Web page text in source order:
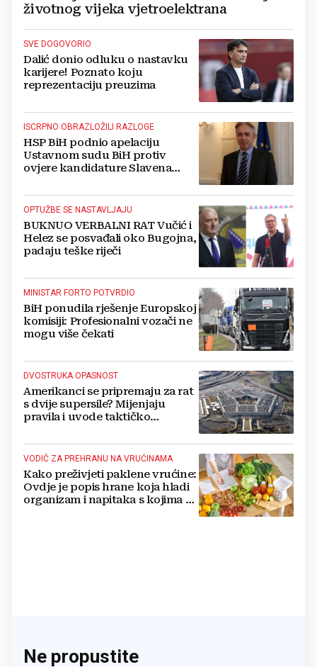
životnog vijeka vjetroelektrana
SVE DOGOVORIO
Dalić donio odluku o nastavku
karijere! Poznato koju
reprezentaciju preuzima
ISCRPNO OBRAZLOŽILI RAZLOGE
HSP BiH podnio apelaciju
Ustavnom sudu BiH protiv
ovjere kandidature Slavena
OPTUŽBE SE NASTAVLJAJU
BUKNUO VERBALNI RAT Vučić i
Helez se posvađali oko Bugojna,
padaju teške riječi
MINISTAR FORTO POTVRDIO
BiH ponudila rješenje Europskoj
komisiji: Profesionalni vozači ne
mogu više čekati
DVOSTRUKA OPASNOST
Amerikanci se pripremaju za rat
s dvije supersile? Mijenjaju
pravila i uvode taktičko
VODIČ ZA PREHRANU NA VRUĆINAMA
Kako preživjeti paklene vrućine:
Ovdje je popis hrane koja hladi
organizam i napitaka s kojima si
Ne propustite